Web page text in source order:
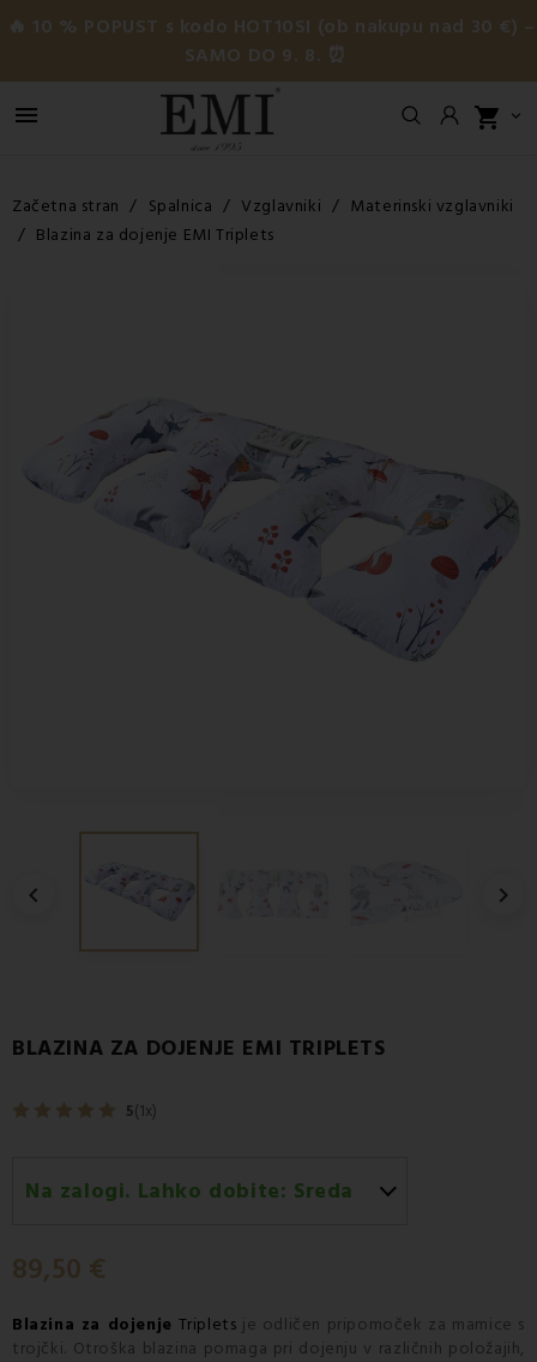
🔥 10 % POPUST s kodo HOT10SI (ob nakupu nad 30 €) –
SAMO DO 9. 8. ⏰
 shopping_cart 
Začetna stran Spalnica Vzglavniki
Materinski vzglavniki
Blazina za dojenje EMI Triplets
 
BLAZINA ZA DOJENJE EMI TRIPLETS
5(1x)
Na zalogi. Lahko dobite: Sreda
89,50 €
Blazina za dojenje Triplets je odličen pripomoček za mamice s
trojčki. Otroška blazina pomaga pri dojenju v različnih položajih,